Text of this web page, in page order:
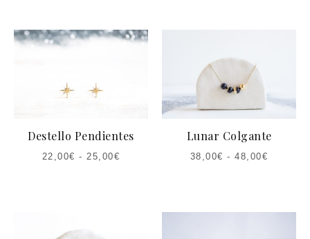
Destello Pendientes
22,00€ -25,00€
Lunar Colgante
38,00€ -48,00€